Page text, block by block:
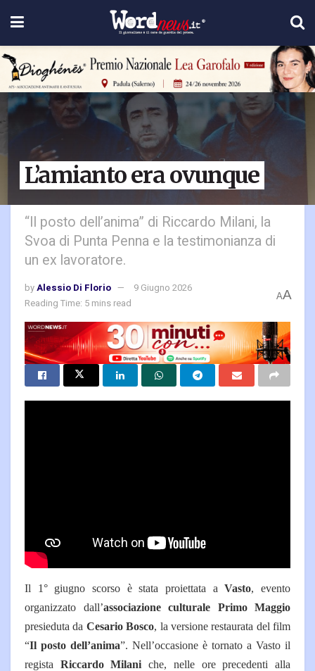
L’amianto era ovunque
“Il posto dell’anima” di Riccardo Milani, la
Svoa di Punta Penna e la testimonianza di
un ex lavoratore.
byAlessio Di Florio
9 Giugno 2026
Reading Time: 5 mins read
AA
Il 1° giugno scorso è stata proiettata aVasto, evento
organizzato dall’associazione culturale Primo Maggio
presieduta da Cesario Bosco, la versione restaurata del film
“Il posto dell’anima”. Nell’occasione è tornato a Vasto il
regista Riccardo Milani che, nelle ore precedenti alla